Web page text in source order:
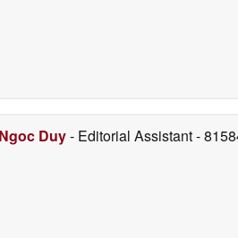
Duy- Editorial Assistant-